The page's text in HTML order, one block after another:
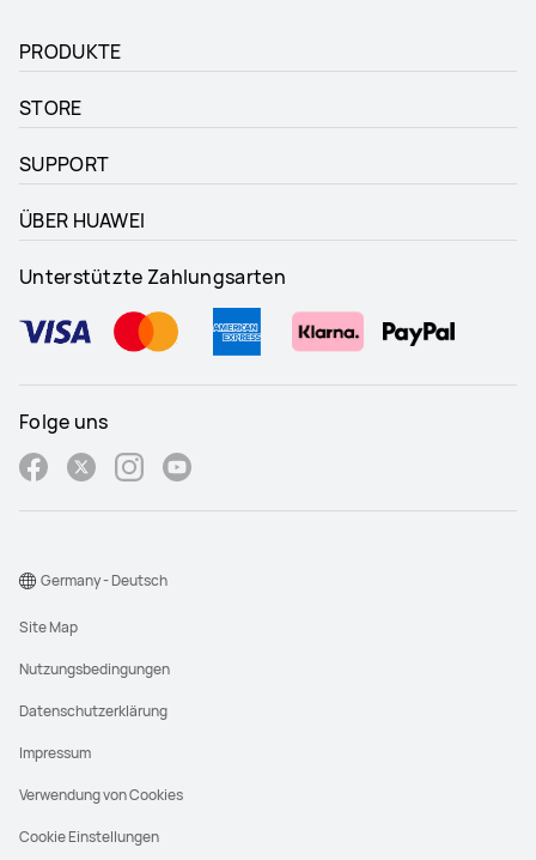
PRODUKTE
STORE
SUPPORT
ÜBER HUAWEI
Unterstützte Zahlungsarten
Folge uns
Site Map
Nutzungsbedingungen
Datenschutzerklärung
Impressum
Verwendung von Cookies
Cookie Einstellungen
Germany - Deutsch